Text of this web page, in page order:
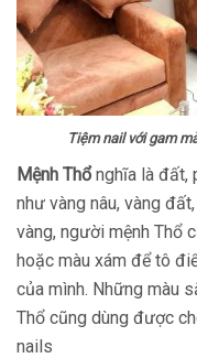
Tiệm nail với gam
Mệnh Thổnghĩa là đất,
như vàng nâu, vàng
vàng, người mệnh Thổ
hoặc màu xám để tô
của mình. Những màu
Thổ cũng dùng được
nails